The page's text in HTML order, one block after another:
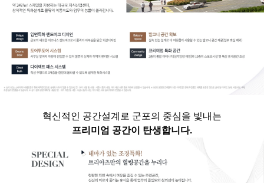
혁신적인 공간설계로 군포의 중심을 빛내는
프리미엄 공간이 탄생합니다.